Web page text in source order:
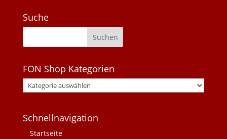
Suche
FON Shop Kategorien
Schnellnavigation
Startseite